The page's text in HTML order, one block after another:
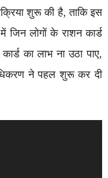
शुरू की है, ताकि इस
जिन लोगों के राशन कार्ड
का लाभ ना उठा पाए,
ने पहल शुरू कर दी